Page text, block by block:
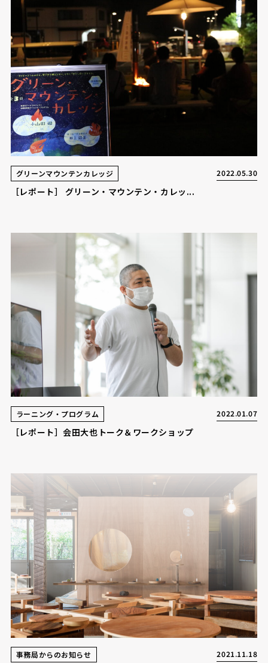
グリーンマウンテンカレッジ 2022.05.30
［レポート］ グリーン・マウンテン・カレッ...
ラーニング・プログラム 2022.01.07
［レポート］会田大也トーク＆ワークショップ
事務局からのお知らせ 2021.11.18